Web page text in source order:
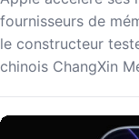
fournisseurs de
le constructeur
chinois ChangXin